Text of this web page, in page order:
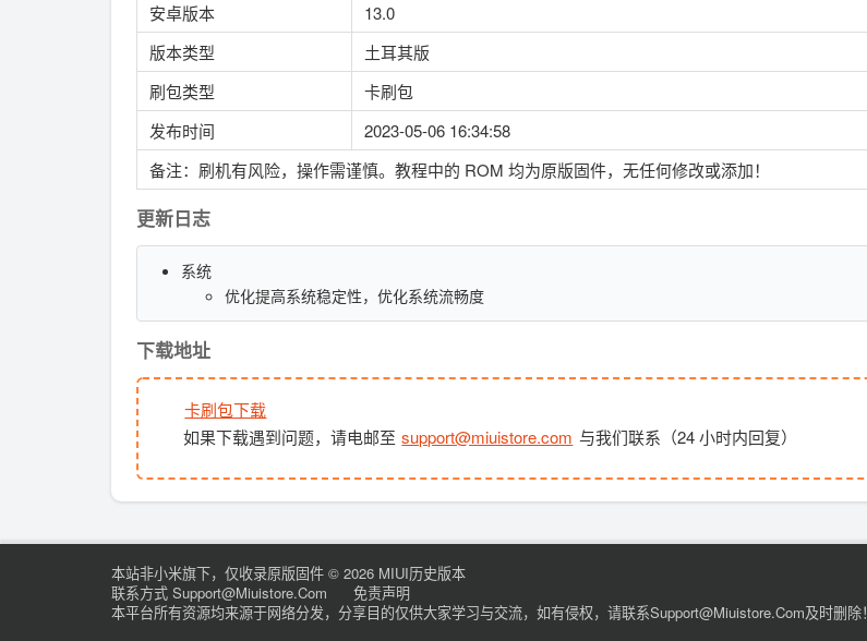
安卓版本
13.0
版本类型
土耳其版
刷包类型
卡刷包
发布时间
2023-05-06 16:34:58
备注：刷机有风险，操作需谨慎。教程中的 ROM 均为原版固件，无任何修改或添加！
更新日志
系统
优化提高系统稳定性，优化系统流畅度
下载地址
卡刷包下载
如果下载遇到问题，请电邮至 support@miuistore.com 与我们联系（24 小时内回复）
本站非小米旗下，仅收录原版固件 © 2026 MIUI历史版本
联系方式 Support@miuistore.com
免责声明
本平台所有资源均来源于网络分发，分享目的仅供大家学习与交流，如有侵权，请联系support@miuistore.com及时删除！